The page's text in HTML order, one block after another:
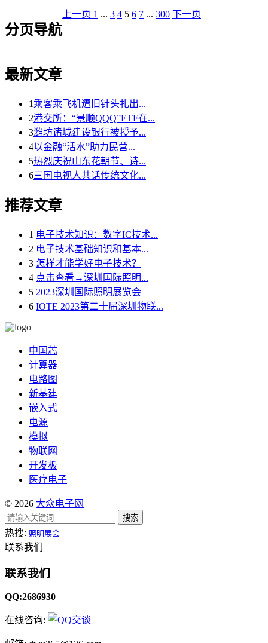
分页导航
上一页 1 ... 3 4 5 6 7 ... 300 下一页
最新文章
1 乘客乘飞机遭旧针头扎出...
2港交所：“景顺QQQ”ETF在...
3潍坊诸城建设银行被授予...
4以金融“活水”助力民营...
5热烈庆祝山东花朝节、诗...
6三国电视人共话传统文化...
推荐文章
1 电子技术知识：数字IC技术...
2 电子技术基础知识和基本...
3 怎样才能学好电子技术？
4 点击查看→深圳国际照明...
5 2023深圳国际照明展览会
6 IOTE 2023第二十届深圳物联...
中国芯
计算器
电路图
新基建
嵌入式
电源
模拟
物联网
开发板
医疗电子
© 2026 大众电子网
搜索
热搜: 照明展会
联系我们
联系我们
QQ:2686930
在线咨询: